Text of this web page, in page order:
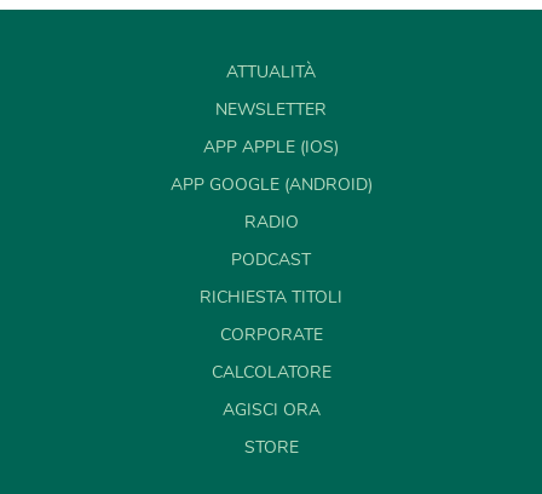
ATTUALITÀ
NEWSLETTER
APP APPLE (IOS)
APP GOOGLE (ANDROID)
RADIO
PODCAST
RICHIESTA TITOLI
CORPORATE
CALCOLATORE
AGISCI ORA
STORE